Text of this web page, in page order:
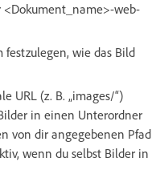
web-
wie das Bild
URL (z. B. „images/“)
in einen Unterordner
von dir angegebenen Pfad
wenn du selbst Bilder in